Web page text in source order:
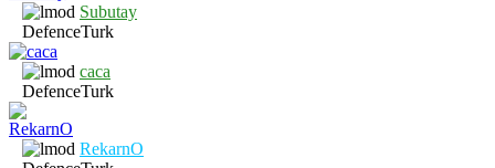
Subutay
DefenceTurk
caca
DefenceTurk
RekarnO